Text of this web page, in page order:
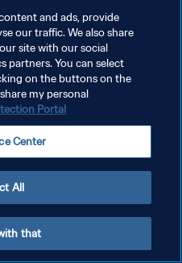
and ads, provide
our traffic. We also share
site with our social
partners. You can select
on the buttons on the
my personal
Portal
Center
All
that